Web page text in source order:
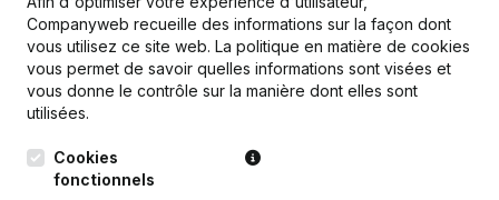
Companyweb recueille des informations sur la façon dont
vous utilisez ce site web. La politique en matière de cookies
vous permet de savoir quelles informations sont visées et
vous donne le contrôle sur la manière dont elles sont
utilisées.
Cookies
fonctionnels
Français
Kantorenpark Everest
Leuvensesteenweg
1800 Vilvoorde
Monitoring
Recherche internationale
Prospection